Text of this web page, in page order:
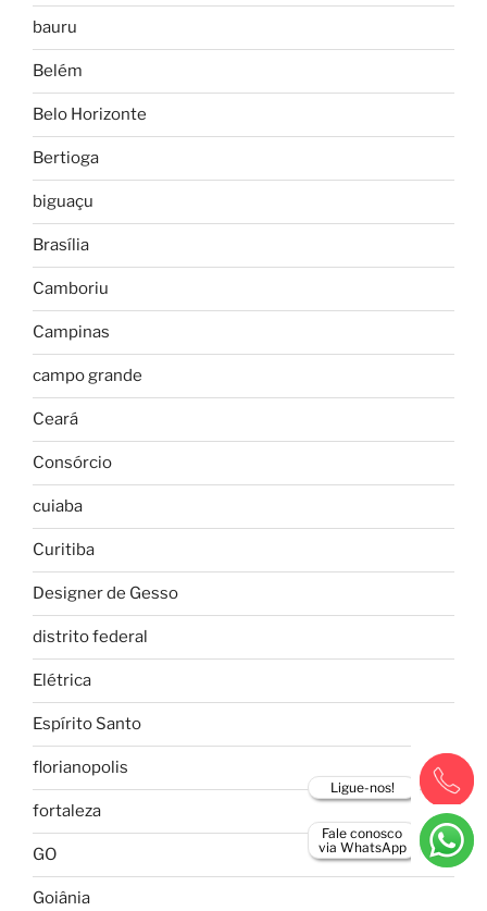
Fale conosco
via WhatsApp
Ligue-nos!
bauru
Belém
Belo Horizonte
Bertioga
biguaçu
Brasília
Camboriu
Campinas
campo grande
Ceará
Consórcio
cuiaba
Curitiba
Designer de Gesso
distrito federal
Elétrica
Espírito Santo
florianopolis
fortaleza
GO
Goiânia